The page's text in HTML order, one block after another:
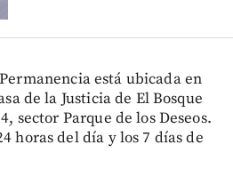
está ubicada en
de la Justicia de El Bosque
sector Parque de los Deseos.
horas del día y los 7 días de